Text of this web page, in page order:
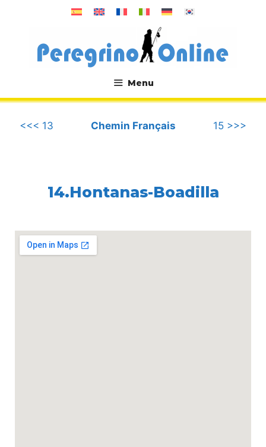
Menu
.
<<< 13
Chemin Français 15 >>>
14.Hontanas-Boadilla